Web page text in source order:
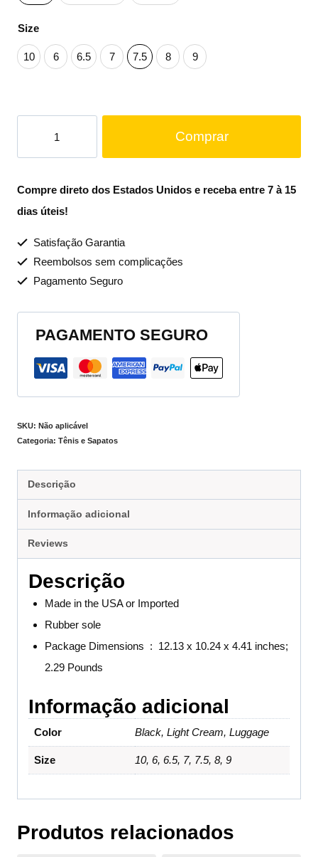
Size
10 6 6.5 7 7.5 8 9
Comprar
Compre direto dos Estados Unidos e receba entre 7 à 15
dias úteis!
Satisfação Garantia
Reembolsos sem complicações
Pagamento Seguro
PAGAMENTO SEGURO
SKU: Não aplicável
Categoria: Tênis e Sapatos
Descrição
Informação adicional
Reviews
Descrição
Made in the USA or Imported
Rubber sole
Package Dimensions ‏ : ‎ 12.13 x 10.24 x 4.41 inches;
2.29 Pounds
Informação adicional
Color Black, Light Cream, Luggage
Size 10, 6, 6.5, 7, 7.5, 8, 9
Produtos relacionados